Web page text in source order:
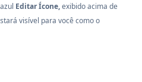
azul Editar Ícone,exibido acima de
visível para você como o